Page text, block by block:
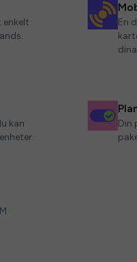
enkelt
En
kan
Din